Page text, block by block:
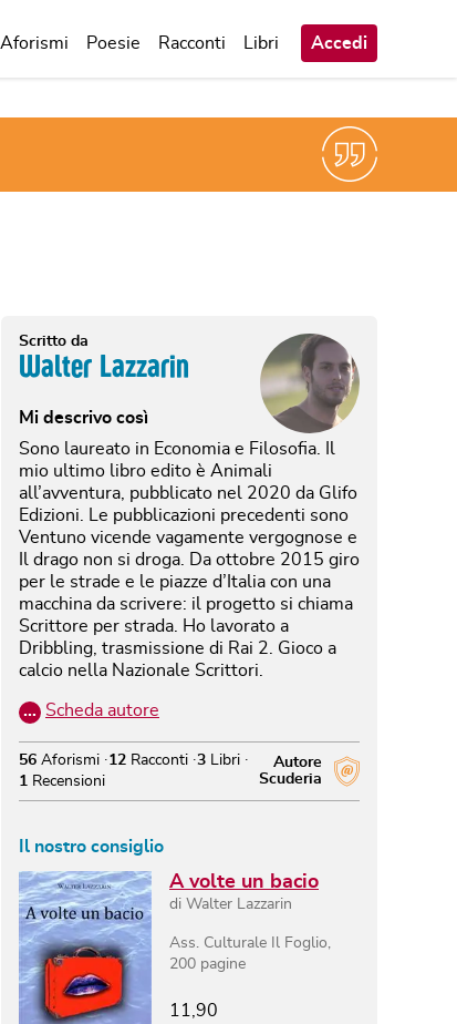
Aforismi Poesie Racconti Libri Accedi
Scritto da
Walter Lazzarin
Mi descrivo così
Sono laureato in Economia e Filosofia. Il
mio ultimo libro edito è Animali
all’avventura, pubblicato nel 2020 da Glifo
Edizioni. Le pubblicazioni precedenti sono
Ventuno vicende vagamente vergognose e
Il drago non si droga. Da ottobre 2015 giro
per le strade e le piazze d’Italia con una
macchina da scrivere: il progetto si chiama
Scrittore per strada. Ho lavorato a
Dribbling, trasmissione di Rai 2. Gioco a
calcio nella Nazionale Scrittori.
… Scheda autore
Autore
Scuderia
56 Aforismi 12 Racconti 3 Libri
1
Recensioni
Il nostro consiglio
A volte un bacio
di Walter Lazzarin
Ass. Culturale Il Foglio
200 pagine
11,90